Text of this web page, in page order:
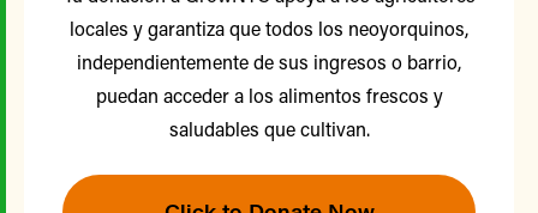
locales y garantiza que todos los neoyorquinos,
independientemente de sus ingresos o barrio,
puedan acceder a los alimentos frescos y
saludables que cultivan.